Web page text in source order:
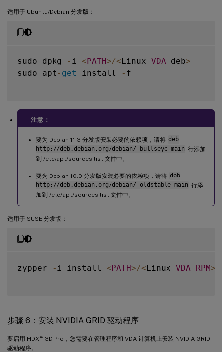
适用于 Ubuntu/Debian 分发版：
sudo dpkg - i <PATH>/<Linux VDA deb>
sudo apt - get install - f
注意：
要为 Debian 11.3 分发版安装必要的依赖项，请将 deb
http://deb.debian.org/debian/ bullseye main 行添加
到 /etc/apt/sources.list 文件中。
要为 Debian 10.9 分发版安装必要的依赖项，请将 deb
http://deb.debian.org/debian/ oldstable main 行添
加到 /etc/apt/sources.list 文件中。
适用于 SUSE 分发版：
zypper - i install <PATH>/<Linux VDA RPM>
步骤 6：安装 NVIDIA GRID 驱动程序
要启用 HDX ™3D Pro，您需要在管理程序和 VDA 计算机上安装 NVIDIA GRID
驱动程序。